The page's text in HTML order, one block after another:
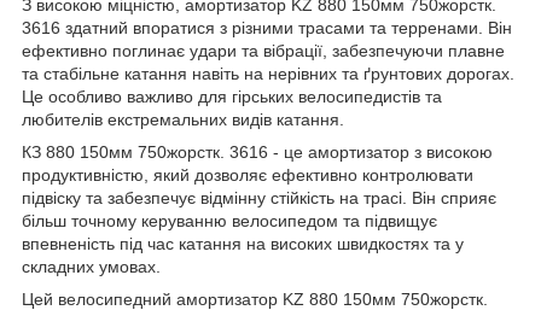
З високою міцністю, амортизатор KZ 880 150мм 750жорстк.
3616 здатний впоратися з різними трасами та терренами. Він
ефективно поглинає удари та вібрації, забезпечуючи плавне
та стабільне катання навіть на нерівних та ґрунтових дорогах.
Це особливо важливо для гірських велосипедистів та
любителів екстремальних видів катання.
КЗ 880 150мм 750жорстк. 3616 - це амортизатор з високою
продуктивністю, який дозволяє ефективно контролювати
підвіску та забезпечує відмінну стійкість на трасі. Він сприяє
більш точному керуванню велосипедом та підвищує
впевненість під час катання на високих швидкостях та у
складних умовах.
Цей велосипедний амортизатор KZ 880 150мм 750жорстк.